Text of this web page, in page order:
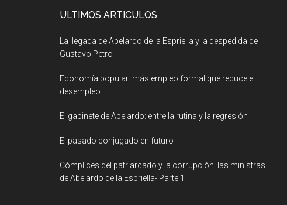
ULTIMOS ARTICULOS
La llegada de Abelardo de la Espriella y la despedida de
Gustavo Petro
Economía popular: más empleo formal que reduce el
desempleo
El gabinete de Abelardo: entre la rutina y la regresión
El pasado conjugado en futuro
Cómplices del patriarcado y la corrupción: las ministras
de Abelardo de la Espriella- Parte 1